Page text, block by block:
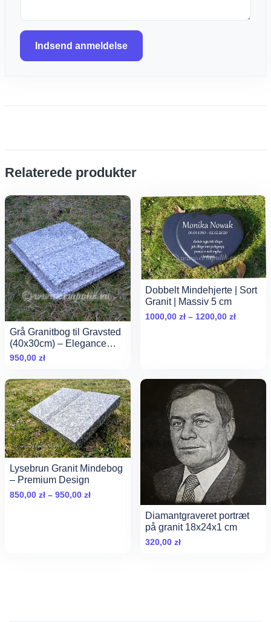
Indsend anmeldelse
Relaterede produkter
Grå Granitbog til Gravsted
(40x30cm) – Elegance
&amp; Holdbarhed
950,00 zł
Dobbelt Mindehjerte | Sort
Granit | Massiv 5 cm
1000,00 zł – 1200,00 złZakres
1200,00
Lysebrun Granit Mindebog
– Premium Design
850,00 zł – 950,00 złZakres
Diamantgraveret portræt
på granit 18x24x1 cm
320,00 zł